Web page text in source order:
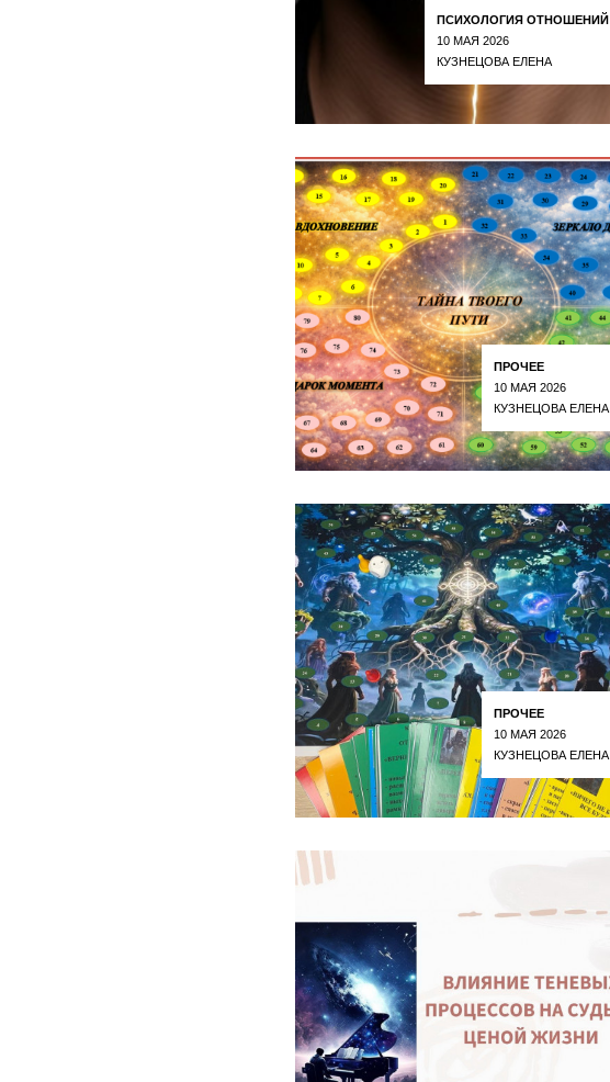
ПСИХОЛОГИЯ ОТНОШЕНИЙ
10 МАЯ 2026
КУЗНЕЦОВА ЕЛЕНА
ПРОЧЕЕ
10 МАЯ 2026
КУЗНЕЦОВА ЕЛЕНА
ПРОЧЕЕ
10 МАЯ 2026
КУЗНЕЦОВА ЕЛЕНА